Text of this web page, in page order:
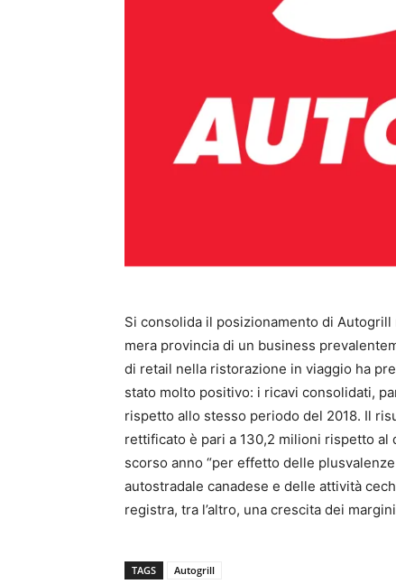
Si consolida il posizionamento di
mera provincia di un business
di retail nella ristorazione in viaggio ha
stato molto positivo: i ricavi consolidati,
rispetto allo stesso periodo del 2018. Il
rettificato è pari a 130,2 milioni rispetto
scorso anno “per effetto delle
autostradale canadese e delle attività
registra, tra l’altro, una crescita dei
TAGS Autogrill